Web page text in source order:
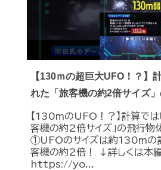
【130ｍの超巨大UFO！？】
れた「旅客機の約2倍サイズ」
【130ｍのUFO！？】計算では
客機の約2倍サイズ」の飛行物
①UFOのサイズは約130ｍの
客機の約2倍！ ↓詳しくは本編
https://yo...